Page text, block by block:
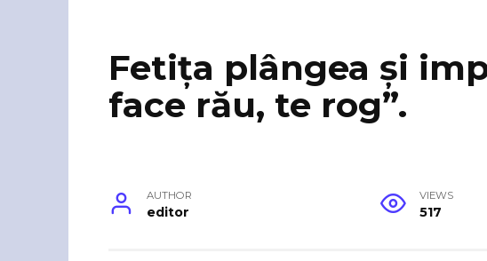
Fetița plângea și
face rău, te rog”.
AUTHOR
editor
VIEWS
517